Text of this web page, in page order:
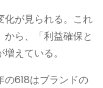
化が見られる。これ
ら、「利益確保と
えている。
の618はブランドの